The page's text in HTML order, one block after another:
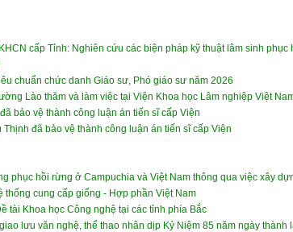
cấp Tỉnh: Nghiên cứu các biện pháp kỹ thuật lâm sinh phục
chuẩn chức danh Giáo sư, Phó giáo sư năm 2026
Lào thăm và làm việc tại Viện Khoa học Lâm nghiệp Việt
bảo vệ thành công luận án tiến sĩ cấp Viện
đã bảo vệ thành công luận án tiến sĩ cấp Viện
phục hồi rừng ở Campuchia và Việt Nam thông qua việc xây
thống cung cấp giống - Hợp phần Việt Nam
tài Khoa học Công nghệ tại các tỉnh phía Bắc
lưu văn nghệ, thể thao nhân dịp Kỷ Niệm 85 năm ngày thành